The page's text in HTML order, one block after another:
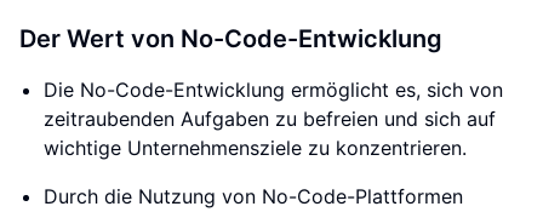
Der Wert von No-Code-Entwicklung
Die No-Code-Entwicklung ermöglicht es, sich von
zeitraubenden Aufgaben zu befreien und sich auf
wichtige Unternehmensziele zu konzentrieren.
Durch die Nutzung von No-Code-Plattformen